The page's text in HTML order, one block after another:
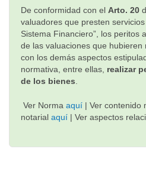
De conformidad con el Arto. 20
valuadores que presten
Sistema Financiero”, los peritos
de las valuaciones que
con los demás aspectos
normativa, entre ellas, realizar
de los bienes
Ver Norma aquí | Ver contenido
notarial aquí | Ver aspectos